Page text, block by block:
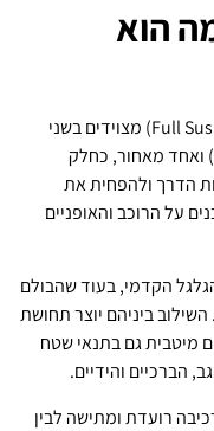
הוא
אופניים חשמליים עם שיכוך מלא (Full Suspension) מצוידים בשני
ואחד מאחור, כחלק
הדרך ולהפחית את
על הרוכב והאופניים
הקדמי, בעוד שהבולם
ביניהם יוצר תחושת
מיטבית גם בתנאי שטח
הברכיים והידיים.
רועדת ומתישה לבין